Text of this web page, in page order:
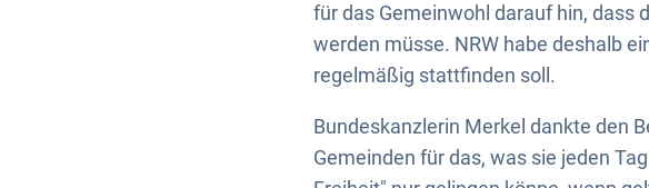
für das Gemeinwohl darauf hin, dass
werden müsse. NRW habe deshalb
regelmäßig stattfinden soll.
Bundeskanzlerin Merkel dankte den
Gemeinden für das, was sie jeden